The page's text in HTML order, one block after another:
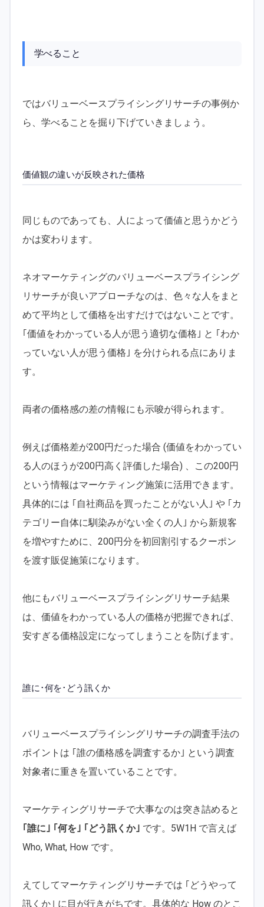
学べること
ではバリューベースプライシングリサーチの事例か
ら、学べることを掘り下げていきましょう。
価値観の違いが反映された価格
同じものであっても、人によって価値と思うかどう
かは変わります。
ネオマーケティングのバリューベースプライシング
リサーチが良いアプローチなのは、色々な人をまと
めて平均として価格を出すだけではないことです。
｢価値をわかっている人が思う適切な価格｣ と ｢わか
っていない人が思う価格｣ を分けられる点にありま
す。
両者の価格感の差の情報にも示唆が得られます。
例えば価格差が200円だった場合 (価値をわかってい
る人のほうが200円高く評価した場合) 、この200円
という情報はマーケティング施策に活用できます。
具体的には ｢自社商品を買ったことがない人｣ や ｢カ
テゴリー自体に馴染みがない全くの人｣ から新規客
を増やすために、200円分を初回割引するクーポン
を渡す販促施策になります。
他にもバリューベースプライシングリサーチ結果
は、価値をわかっている人の価格が把握できれば、
安すぎる価格設定になってしまうことを防げます。
誰に･何を･どう訊くか
バリューベースプライシングリサーチの調査手法の
ポイントは ｢誰の価格感を調査するか｣ という調査
対象者に重きを置いていることです。
マーケティングリサーチで大事なのは突き詰めると
｢誰に｣ ｢何を｣ ｢どう訊くか｣ です。5W1H で言えば
Who, What, How です。
えてしてマーケティングリサーチでは ｢どうやって
訊くか｣ に目が行きがちです。具体的な How のとこ